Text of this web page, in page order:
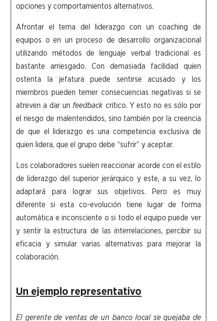
opciones y comportamientos alternativos.
Afrontar el tema del liderazgo con un coaching de
equipos o en un proceso de desarrollo organizacional
utilizando métodos de lenguaje verbal tradicional es
bastante arriesgado. Con demasiada facilidad quien
ostenta la jefatura puede sentirse acusado y los
miembros pueden temer consecuencias negativas si se
atreven a dar un feedback crítico. Y esto no es sólo por
el riesgo de malentendidos, sino también por la creencia
de que el liderazgo es una competencia exclusiva de
quien lidera, que el grupo debe “sufrir” y aceptar.
Los colaboradores suelen reaccionar acorde con el estilo
de liderazgo del superior jerárquico y este, a su vez, lo
adaptará para lograr sus objetivos. Pero es muy
diferente si esta co-evolución tiene lugar de forma
automática e inconsciente o si todo el equipo puede ver
y sentir la estructura de las interrelaciones, percibir su
eficacia y simular varias alternativas para mejorar la
colaboración.
Un ejemplo representativo
El gerente de ventas de un banco local se quejaba de